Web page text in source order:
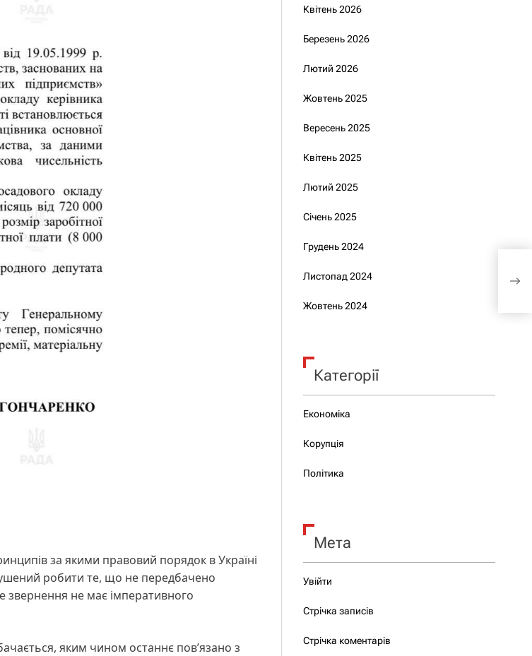
за якими правовий порядок в Україні
робити те, що не передбачено
звернення не має імперативного
яким чином останнє пов’язано з
Квітень 2026
Березень 2026
Лютий 2026
Жовтень 2025
Вересень 2025
Квітень 2025
Лютий 2025
Січень 2025
Грудень 2024
Листопад 2024
Жовтень 2024
Категорії
Економіка
Корупція
Політика
Мета
Увійти
Стрічка записів
Стрічка коментарів